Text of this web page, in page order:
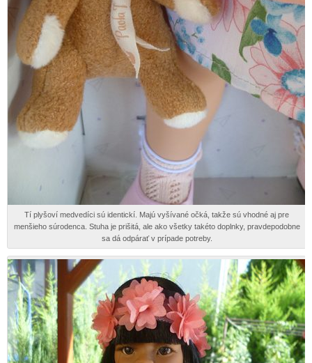
Tí plyšoví medvedíci sú identickí. Majú vyšívané očká, takže sú vhodné aj pre
menšieho súrodenca. Stuha je prišitá, ale ako všetky takéto doplnky, pravdepodobne
sa dá odpárať v prípade potreby.